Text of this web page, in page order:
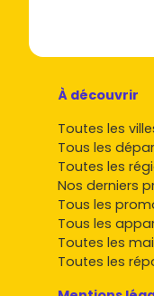
À découvrir
Toutes les
Tous les
Toutes les
Nos derniers
Tous les
Tous les
Toutes les
Toutes les